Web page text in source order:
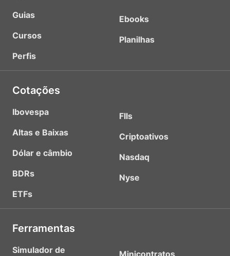
Guias
Cursos
Perfis
Ebooks
Planilhas
Cotações
Ibovespa
Altas e Baixas
Dólar e câmbio
BDRs
ETFs
FIIs
Criptoativos
Nasdaq
Nyse
Ferramentas
Simulador de
Minicontratos